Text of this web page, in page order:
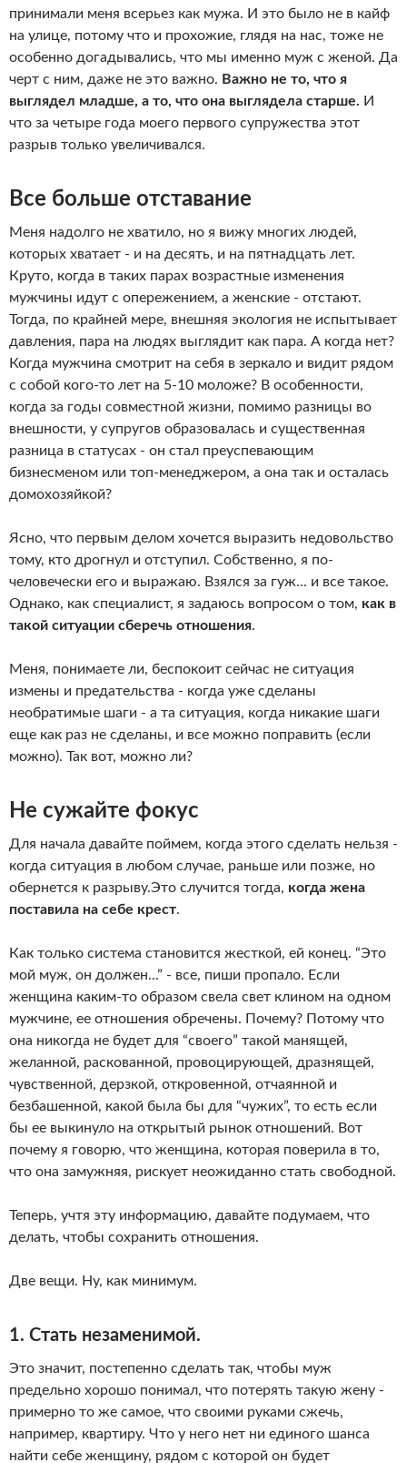
принимали меня всерьез как мужа. И это было не в кайф
на улице, потому что и прохожие, глядя на нас, тоже не
особенно догадывались, что мы именно муж с женой. Да
черт с ним, даже не это важно. Важно не то, что я
выглядел младше, а то, что она выглядела старше. И
что за четыре года моего первого супружества этот
разрыв только увеличивался.
Все больше отставание
Меня надолго не хватило, но я вижу многих людей,
которых хватает - и на десять, и на пятнадцать лет.
Круто, когда в таких парах возрастные изменения
мужчины идут с опережением, а женские - отстают.
Тогда, по крайней мере, внешняя экология не испытывает
давления, пара на людях выглядит как пара. А когда нет?
Когда мужчина смотрит на себя в зеркало и видит рядом
с собой кого-то лет на 5-10 моложе? В особенности,
когда за годы совместной жизни, помимо разницы во
внешности, у супругов образовалась и существенная
разница в статусах - он стал преуспевающим
бизнесменом или топ-менеджером, а она так и осталась
домохозяйкой?
Ясно, что первым делом хочется выразить недовольство
тому, кто дрогнул и отступил. Собственно, я по-
человечески его и выражаю. Взялся за гуж... и все такое.
Однако, как специалист, я задаюсь вопросом о том, как в
такой ситуации сберечь отношения.
Меня, понимаете ли, беспокоит сейчас не ситуация
измены и предательства - когда уже сделаны
необратимые шаги - а та ситуация, когда никакие шаги
еще как раз не сделаны, и все можно поправить (если
можно). Так вот, можно ли?
Не сужайте фокус
Для начала давайте поймем, когда этого сделать нельзя -
когда ситуация в любом случае, раньше или позже, но
обернется к разрыву.Это случится тогда, когда жена
поставила на себе крест.
Как только система становится жесткой, ей конец. “Это
мой муж, он должен...” - все, пиши пропало. Если
женщина каким-то образом свела свет клином на одном
мужчине, ее отношения обречены. Почему? Потому что
она никогда не будет для “своего” такой манящей,
желанной, раскованной, провоцирующей, дразнящей,
чувственной, дерзкой, откровенной, отчаянной и
безбашенной, какой была бы для “чужих”, то есть если
бы ее выкинуло на открытый рынок отношений. Вот
почему я говорю, что женщина, которая поверила в то,
что она замужняя, рискует неожиданно стать свободной.
Теперь, учтя эту информацию, давайте подумаем, что
делать, чтобы сохранить отношения.
Две вещи. Ну, как минимум.
1. Стать незаменимой.
Это значит, постепенно сделать так, чтобы муж
предельно хорошо понимал, что потерять такую жену -
примерно то же самое, что своими руками сжечь,
например, квартиру. Что у него нет ни единого шанса
найти себе женщину, рядом с которой он будет